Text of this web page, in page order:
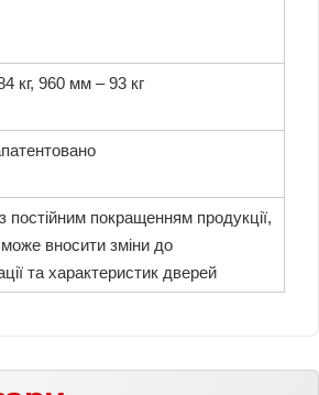
кг, 960 мм – 93 кг
постійним покращенням продукції,
вносити зміни до
та характеристик дверей